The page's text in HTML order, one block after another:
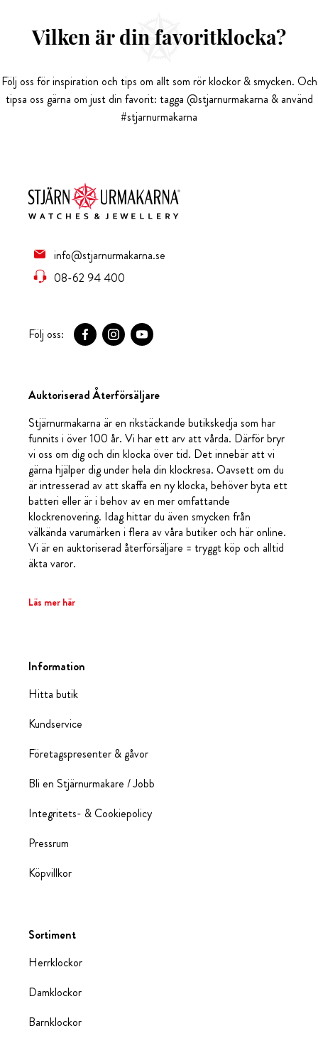
Vilken är din favoritklocka?
Följ oss för inspiration och tips om allt som rör klockor & smycken. Och
tipsa oss gärna om just din favorit: tagga @stjarnurmakarna & använd
#stjarnurmakarna
info@stjarnurmakarna.se
08-62 94 400
Följ oss:
Auktoriserad Återförsäljare
Stjärnurmakarna är en rikstäckande butikskedja som har
funnits i över 100 år. Vi har ett arv att vårda. Därför bryr
vi oss om dig och din klocka över tid. Det innebär att vi
gärna hjälper dig under hela din klockresa. Oavsett om du
är intresserad av att skaffa en ny klocka, behöver byta ett
batteri eller är i behov av en mer omfattande
klockrenovering. Idag hittar du även smycken från
välkända varumärken i flera av våra butiker och här online.
Vi är en auktoriserad återförsäljare = tryggt köp och alltid
äkta varor.
Läs mer här
Information
Hitta butik
Kundservice
Företagspresenter & gåvor
Bli en Stjärnurmakare / Jobb
Integritets- & Cookiepolicy
Pressrum
Köpvillkor
Sortiment
Herrklockor
Damklockor
Barnklockor